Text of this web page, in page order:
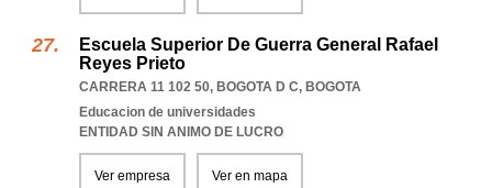
Escuela Superior De Guerra General Rafael
Reyes Prieto
CARRERA 11 102 50, BOGOTA D C, BOGOTA
Educacion de universidades
ENTIDAD SIN ANIMO DE LUCRO
Ver empresa Ver en mapa